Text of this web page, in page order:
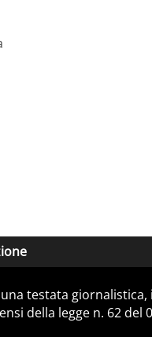
testata
della legge n. 62 del